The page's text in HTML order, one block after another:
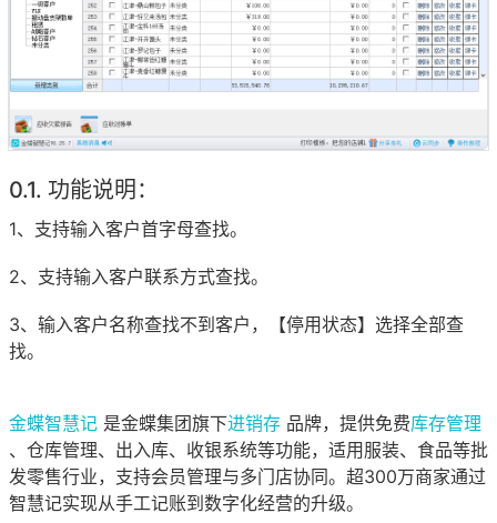
功能说明：
1、支持输入客户首字母查找。
2、支持输入客户联系方式查找。
3、输入客户名称查找不到客户，【停用状态】选择全部查
找。
金蝶智慧记 是金蝶集团旗下进销存 品牌，提供免费库存管理
、仓库管理、出入库、收银系统等功能，适用服装、食品等批
发零售行业，支持会员管理与多门店协同。超300万商家通过
智慧记实现从手工记账到数字化经营的升级。